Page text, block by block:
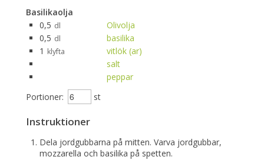
Basilikaolja
0,5 dl
Olivolja
0,5 dl
basilika
1 klyfta
vitlök (ar)
salt
peppar
Portioner:
st
Instruktioner
Dela jordgubbarna på mitten. Varva jordgubbar,
mozzarella och basilika på spetten.